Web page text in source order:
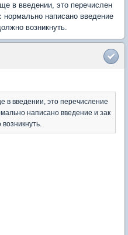
в введении, это перечислен
написано введение
возникнуть.
введении, это перечисление
написано введение и зак